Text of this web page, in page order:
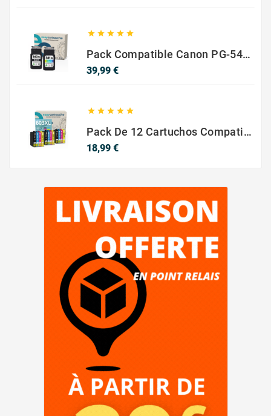
    
Pack Compatible Canon PG-540 XL / CL-541 XL ? Negro Y Color ? Alta Capacidad
39,99 €Precio
    
Pack De 12 Cartuchos Compatibles EPSON 603XL
18,99 €Precio